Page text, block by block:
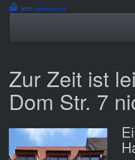
Zum
Zur Zeit ist
Dom Str. 7